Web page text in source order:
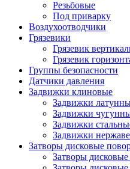
Резьбовые
Под приварку
Воздухоотводчики
Грязевики
Грязевик
Грязевик
Группы безопасности
Датчики давления
Задвижки клиновые
Задвижки
Задвижки
Задвижки
Задвижки
Затворы дисковые
Затворы